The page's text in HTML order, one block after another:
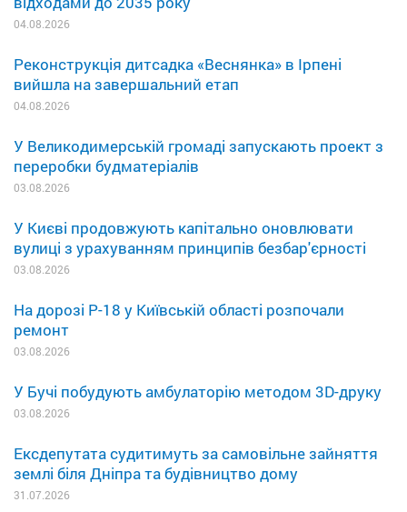
04.08.2026
Реконструкція дитсадка «Веснянка» в Ірпені
вийшла на завершальний етап
04.08.2026
У Великодимерській громаді запускають проект з
переробки будматеріалів
03.08.2026
У Києві продовжують капітально оновлювати
вулиці з урахуванням принципів безбар'єрності
03.08.2026
На дорозі Р-18 у Київській області розпочали
ремонт
03.08.2026
У Бучі побудують амбулаторію методом 3D-друку
03.08.2026
Ексдепутата судитимуть за самовільне зайняття
землі біля Дніпра та будівництво дому
31.07.2026